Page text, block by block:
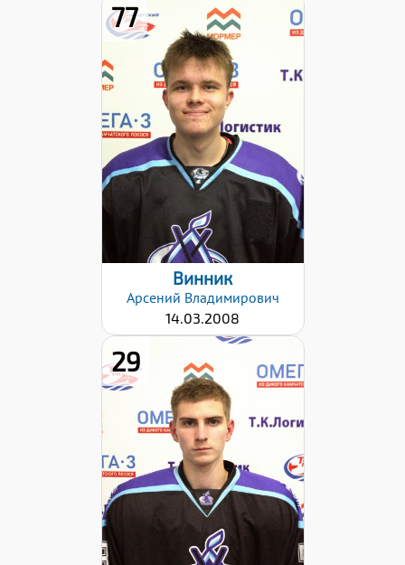
77
Рост:
181
Вес:
82
Хват клюшки:
Левый
Дата заявки:
02.10.2023
Винник
Арсений Владимирович
14.03.2008
29
Рост:
176
Вес:
78
Хват клюшки:
Левый
Дата заявки:
02.10.2023